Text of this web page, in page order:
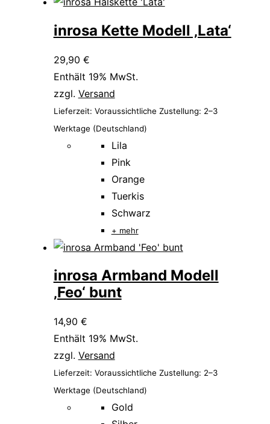
inrosa Kette Modell ‚Lata‘
29,90 €
Enthält 19% MwSt.
zzgl. Versand
Lieferzeit: Voraussichtliche Zustellung: 2–3
Werktage (Deutschland)
+ mehr
inrosa Armband Modell
‚Feo‘ bunt
14,90 €
Enthält 19% MwSt.
zzgl. Versand
Lieferzeit: Voraussichtliche Zustellung: 2–3
Werktage (Deutschland)